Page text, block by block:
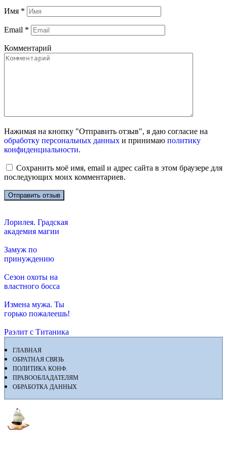
Имя *
Email *
Комментарий
Нажимая на кнопку "Отправить отзыв", я даю согласие на
обработку персональных данных и принимаю политику
конфиденциальности.
Сохранить моё имя, email и адрес сайта в этом браузере для
последующих моих комментариев.
Лорилея. Градская
академия магии
Замуж по
принуждению
Сезон охоты на
властного босса
Измена мужа. Ты
горько пожалеешь!
Раэлит с Титаника
ГЛАВНАЯ
ОБРАТНАЯ СВЯЗЬ
ПОЛИТИКА КОНФ.
ПРАВООБЛАДАТЕЛЯМ
ОБРАБОТКА ДАННЫХ